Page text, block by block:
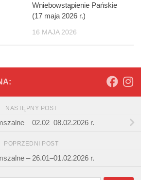
Wniebowstąpienie Pańskie
(17 maja 2026 r.)
16 MAJA 2026
NASTĘPNY POST
– 02.02–08.02.2026 r.
POPRZEDNI POST
– 26.01–01.02.2026 r.